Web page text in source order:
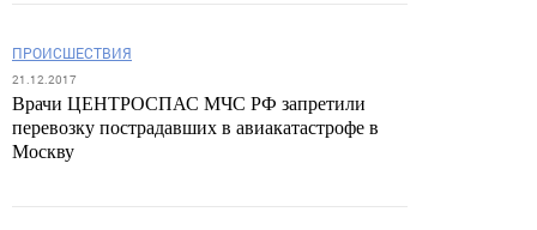
ПРОИСШЕСТВИЯ
21.12.2017
Врачи ЦЕНТРОСПАС МЧС РФ запретили
перевозку пострадавших в авиакатастрофе в
Москву